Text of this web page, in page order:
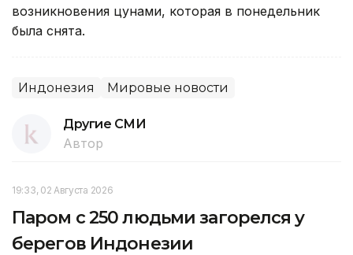
возникновения цунами, которая в понедельник
была снята.
Индонезия Мировые новости
Другие СМИ
Автор
19:33, 02 Августа 2026
Паром с 250 людьми загорелся у
берегов Индонезии